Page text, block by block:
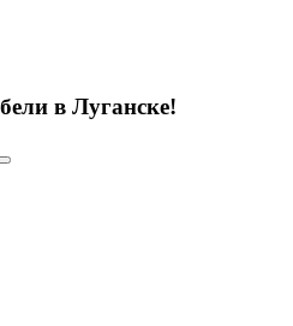
в Луганске!